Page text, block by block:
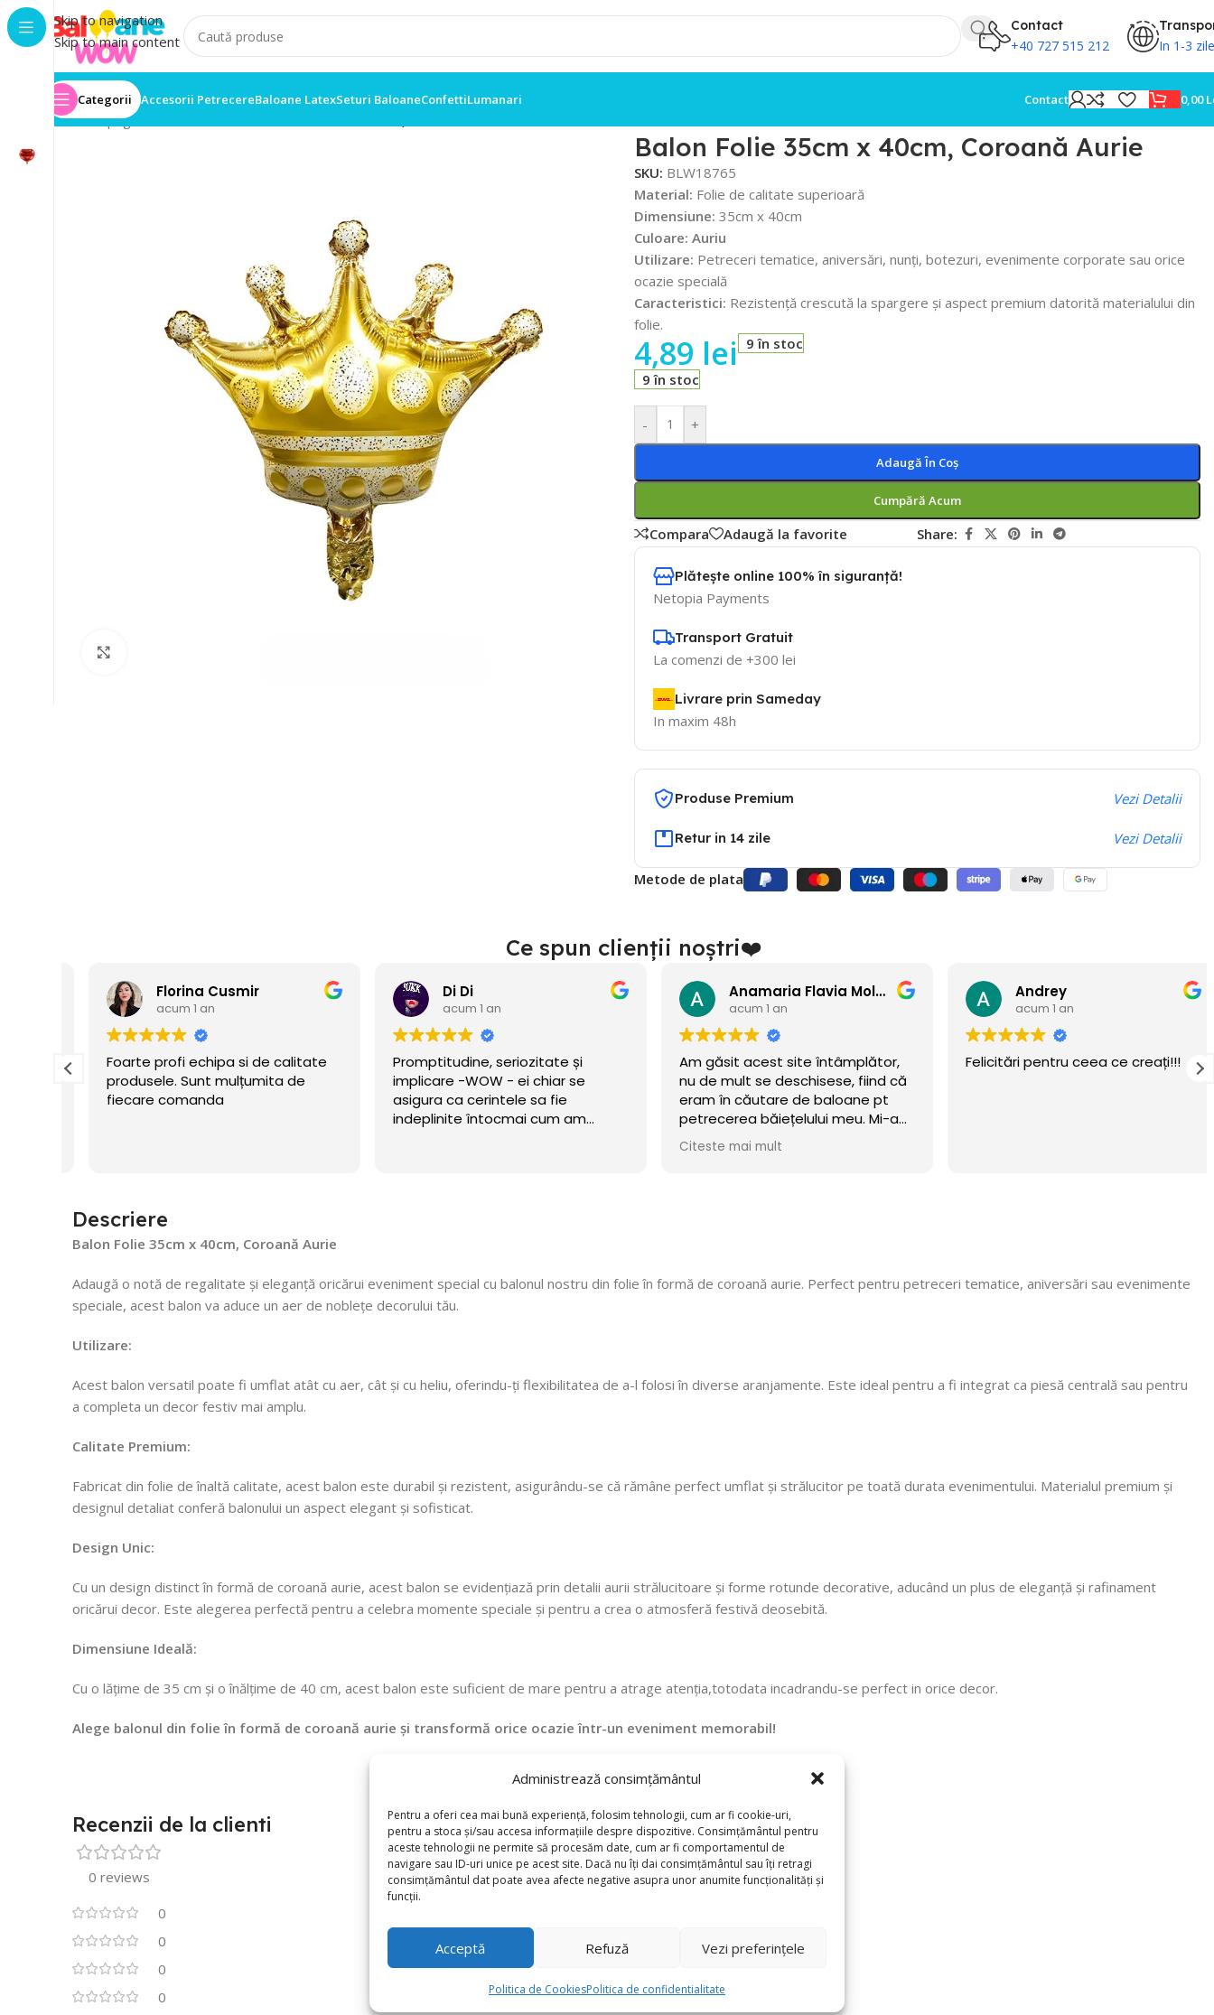
Administrează consimțământul
Pentru a oferi cea mai bună experiență, folosim tehnologii, cum ar fi cookie-uri,
pentru a stoca și/sau accesa informațiile despre dispozitive. Consimțământul pentru
aceste tehnologii ne permite să procesăm date, cum ar fi comportamentul de
navigare sau ID-uri unice pe acest site. Dacă nu îți dai consimțământul sau îți retragi
consimțământul dat poate avea afecte negative asupra unor anumite funcționalități și
funcții.
Acceptă Refuză Vezi preferințele
Politica de CookiesPolitica de confidentialitate
Skip to navigation
Skip to main content
Contact
+40 727 515 212 In 1-3 zile
Categorii Accesorii PetrecereBaloane LatexSeturi BaloaneConfettiLumanari Contact 0,00
Prima pagină
Balon Folie 35cm x 40cm, Coroană Aurie
SKU: BLW18765
Material: Folie de calitate superioară
Dimensiune: 35cm x 40cm
Culoare: Auriu
Utilizare: Petreceri tematice, aniversări, nunți, botezuri, evenimente corporate sau orice
ocazie specială
Caracteristici: Rezistență crescută la spargere și aspect premium datorită materialului din
folie.
4,89 lei
9 în stoc
9 în stoc
- +
Adaugă În Coș
Cumpără Acum
Compara Adaugă la favorite Share:
Plătește online 100% în siguranță!
Netopia Payments
Transport Gratuit
La comenzi de +300 lei
Livrare prin Sameday
In maxim 48h
Produse Premium Vezi Detalii
Retur in 14 zile Vezi Detalii
Metode de plata
Ce spun clienții noștri❤️
Florina Cusmir
acum 1 an
Foarte profi echipa si de calitate
produsele. Sunt mulțumita de
fiecare comanda
Di Di
acum 1 an
Promptitudine, seriozitate și
implicare -WOW - ei chiar se
asigura ca cerintele sa fie
indeplinite întocmai cum am
Anamaria Flavia Moldovan
acum 1 an
Am găsit acest site întâmplător,
nu de mult se deschisese, fiind că
eram în căutare de baloane pt
petrecerea băiețelului meu. Mi-am
incercat norocul și a meritat.
Baloanele sunt chiar wow 🏆
Citeste mai mult
Andrey
acum 1 an
Felicitări pentru ceea ce creați!!!
Descriere
Balon Folie 35cm x 40cm, Coroană Aurie
Adaugă o notă de regalitate și eleganță oricărui eveniment special cu balonul nostru din folie în formă de coroană aurie. Perfect pentru petreceri tematice, aniversări sau evenimente
speciale, acest balon va aduce un aer de noblețe decorului tău.
Utilizare:
Acest balon versatil poate fi umflat atât cu aer, cât și cu heliu, oferindu-ți flexibilitatea de a-l folosi în diverse aranjamente. Este ideal pentru a fi integrat ca piesă centrală sau pentru
a completa un decor festiv mai amplu.
Calitate Premium:
Fabricat din folie de înaltă calitate, acest balon este durabil și rezistent, asigurându-se că rămâne perfect umflat și strălucitor pe toată durata evenimentului. Materialul premium și
designul detaliat conferă balonului un aspect elegant și sofisticat.
Design Unic:
Cu un design distinct în formă de coroană aurie, acest balon se evidențiază prin detalii aurii strălucitoare și forme rotunde decorative, aducând un plus de eleganță și rafinament
oricărui decor. Este alegerea perfectă pentru a celebra momente speciale și pentru a crea o atmosferă festivă deosebită.
Dimensiune Ideală:
Cu o lățime de 35 cm și o înălțime de 40 cm, acest balon este suficient de mare pentru a atrage atenția,totodata incadrandu-se perfect in orice decor.
Alege balonul din folie în formă de coroană aurie și transformă orice ocazie într-un eveniment memorabil!
Recenzii de la clienti
0 reviews
0
0
0
0